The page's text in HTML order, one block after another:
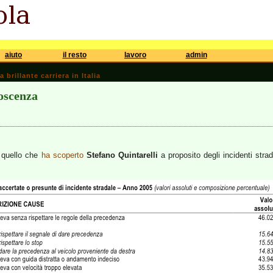
aiuto il resto lavoro admin
brillante carriera in Italia
che ha scoperto Stefano Quintarelli a proposito degli incidenti